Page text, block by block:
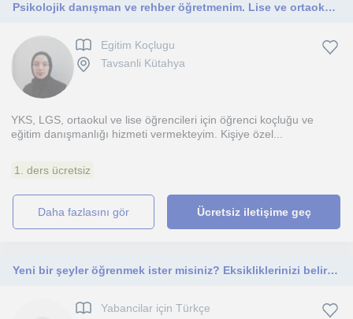
Psikolojik danışman ve rehber öğretmenim. Lise ve ortaokul öğrencilerine yönelik öğrenci koçluğu ve eğitim danışmanlığı yapmaktay
Egitim Koçlugu
Tavsanli Kütahya
YKS, LGS, ortaokul ve lise öğrencileri için öğrenci koçluğu ve
eğitim danışmanlığı hizmeti vermekteyim. Kişiye özel...
1. ders ücretsiz
daha fazlasını gör Ücretsiz iletişime geç
Yeni bir şeyler öğrenmek ister misiniz? Eksikliklerinizi belirleyerek bu yolda bir eğitim gerçekleştireceğiz.
Yabancilar için Türkçe